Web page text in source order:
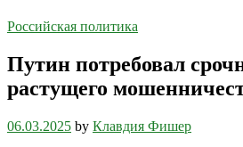
Российская политика
Путин потребовал
растущего
06.03.2025 by Клавдия Фишер